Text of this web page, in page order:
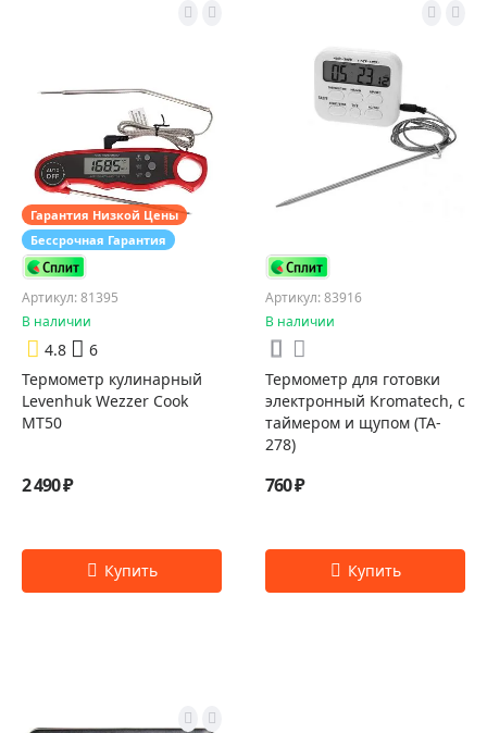
Гарантия Низкой Цены
Бессрочная Гарантия
Артикул: 81395
В наличии
4.8
6
Термометр кулинарный
Levenhuk Wezzer Cook
MT50
2 490 ₽
Артикул: 83916
В наличии
Термометр для готовки
электронный Kromatech, с
таймером и щупом (TA-
278)
760 ₽